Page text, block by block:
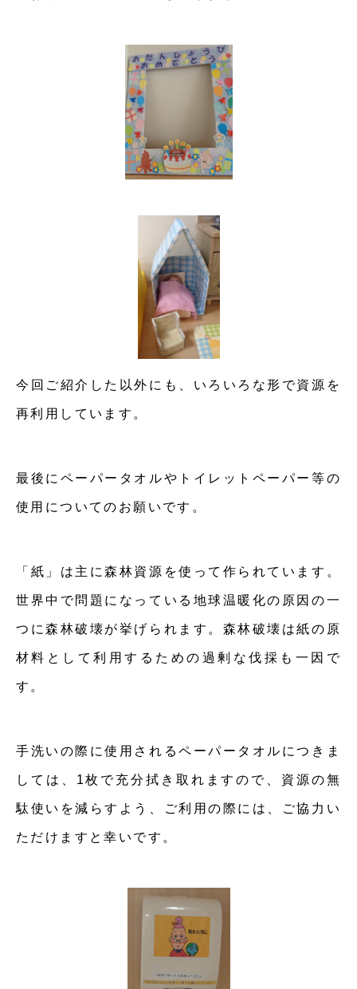
今回ご紹介した以外にも、いろいろな形で資源を
再利用しています。
最後にペーパータオルやトイレットペーパー等の
使用についてのお願いです。
「紙」は主に森林資源を使って作られています。
世界中で問題になっている地球温暖化の原因の一
つに森林破壊が挙げられます。森林破壊は紙の原
材料として利用するための過剰な伐採も一因で
す。
手洗いの際に使用されるペーパータオルにつきま
しては、1枚で充分拭き取れますので、資源の無
駄使いを減らすよう、ご利用の際には、ご協力い
ただけますと幸いです。